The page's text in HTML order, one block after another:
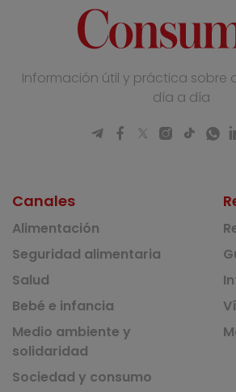
Información útil y práctica sobre
día a día
Canales
Alimentación
Seguridad alimentaria
Salud
Bebé e infancia
Medio ambiente y
solidaridad
Sociedad y consumo